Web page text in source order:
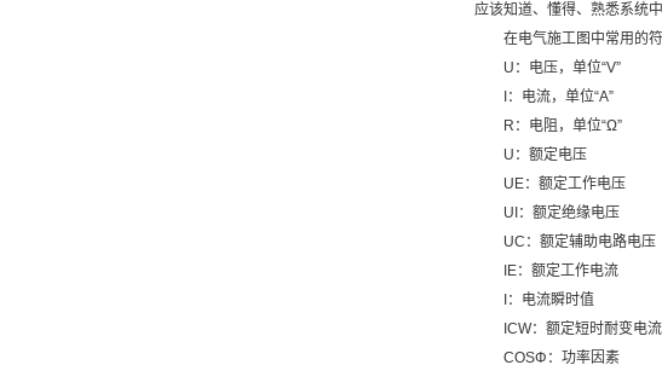
应该知道、懂得、熟悉系统
在电气施工图中常用的符
U：电压，单位“V”
I：电流，单位“A”
R：电阻，单位“Ω”
U：额定电压
UE：额定工作电压
UI：额定绝缘电压
UC：额定辅助电路电压
IE：额定工作电流
I：电流瞬时值
ICW：额定短时耐变电流
COSΦ：功率因素